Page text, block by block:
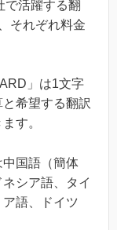
で活躍する翻
それぞれ料金
」は1文字
希望する翻訳
す。
中国語（簡体
シア語、タイ
語、ドイツ